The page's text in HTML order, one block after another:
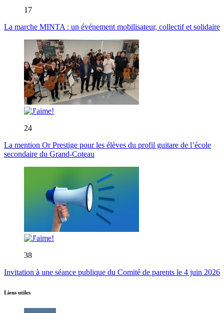
17
La marche MINTA : un événement mobilisateur, collectif et solidaire
24
La mention Or Prestige pour les élèves du profil guitare de l’école
secondaire du Grand-Coteau
38
Invitation à une séance publique du Comité de parents le 4 juin 2026
Liens utiles